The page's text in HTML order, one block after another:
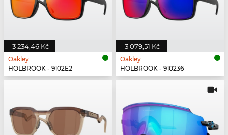
3 234,46 Kč
Oakley
HOLBROOK - 9102E2
3 079,51 Kč
Oakley
HOLBROOK - 910236